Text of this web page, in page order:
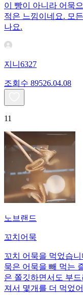
이 빵이 아니라 어묵
적은 느낌이네요. 모
나요.
지니6327
조회수 89526.04.08
11
노브랜드
꼬치어묵
꼬치 어묵을 먹었습
묵은 어묵을 빼 먹는
은 쫄깃하면서도 부
져서 몇개를 더 먹었